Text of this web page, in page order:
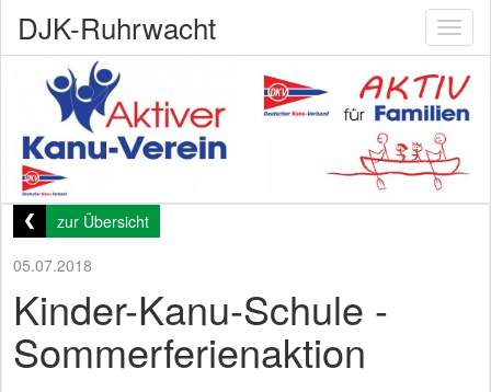
DJK-Ruhrwacht
zur Übersicht
05.07.2018
Kinder-Kanu-Schule -
Sommerferienaktion